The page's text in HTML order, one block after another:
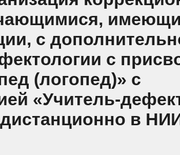
с
с
(логопед)» с
«Учитель-
дистанционно в